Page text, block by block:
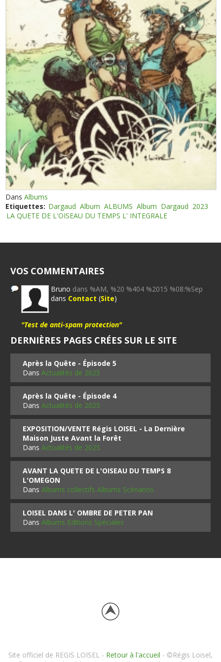
DansAlbums
Etiquettes: Dargaud Album ALBUMS Album Dargaud 2023
LA QUETE DE L'OISEAU DU TEMPS L' INTEGRALE
VOS COMMENTAIRES
Bruno dans %AM, %20 %404 %2015 %08:%Sep
dans Contact (Site)
"Test de anti-spam protection"
DERNIÈRES PAGES CRÉES SUR LE SITE
Après la Quête - Épisode 5
DansActualités de 2025
Après la Quête - Épisode 4
DansActualités de 2025
EXPOSITION/VENTE Régis LOISEL - La Dernière
Maison Juste Avant la Forêt
DansActualités de 2025
AVANT LA QUETE DE L'OISEAU DU TEMPS 8
L'OMEGON
DansAlbums collectifs Albums Scénarios
LOISEL DANS L' OMBRE DE PETER PAN
DansAlbums Editions Spéciales
Site officiel de REGIS LOISEL - Retour à l'accueil - ©Régis Loisel,